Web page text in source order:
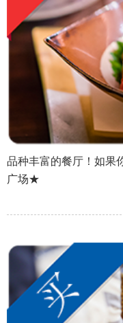
品种丰富的餐厅！如果
广场★